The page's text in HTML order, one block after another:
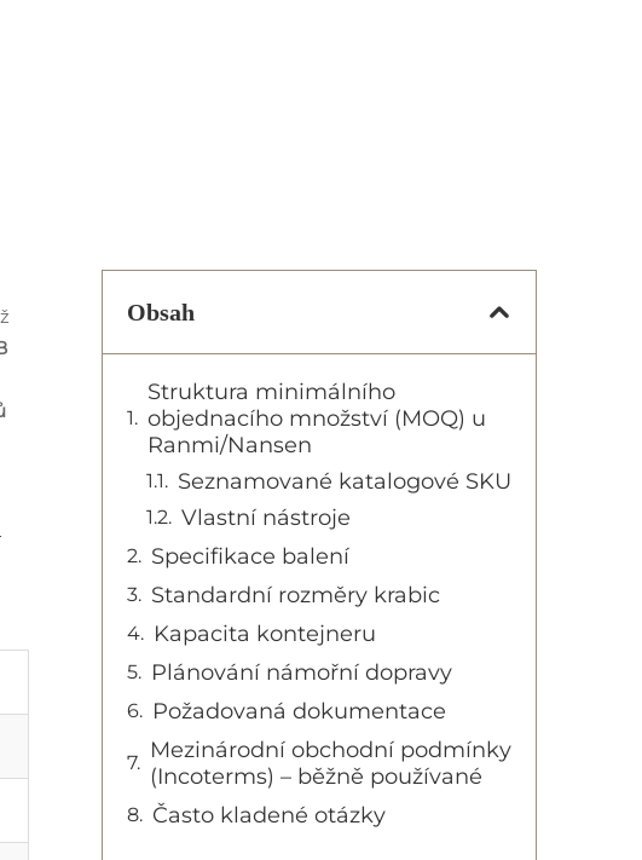
Obsah
Struktura minimálního
objednacího množství (MOQ) u
Ranmi/Nansen
Seznamované katalogové SKU
Vlastní nástroje
Specifikace balení
Standardní rozměry krabic
Kapacita kontejneru
Plánování námořní dopravy
Požadovaná dokumentace
Mezinárodní obchodní podmínky
(Incoterms) – běžně používané
Často kladené otázky